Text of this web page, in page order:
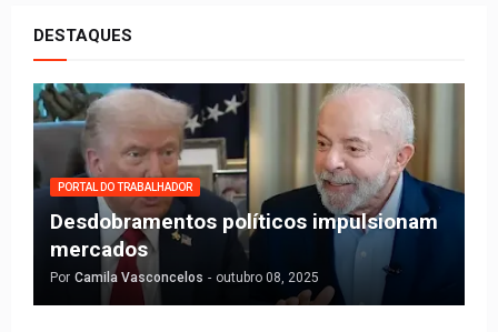
DESTAQUES
PORTAL DO TRABALHADOR
Desdobramentos políticos impulsionam
mercados
Por Camila Vasconcelos - outubro 08, 2025